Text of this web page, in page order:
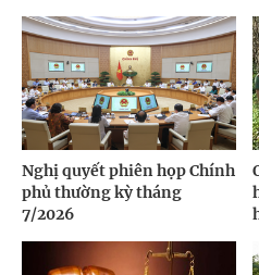
Nghị quyết phiên họp Chính
phủ thường kỳ tháng
7/2026